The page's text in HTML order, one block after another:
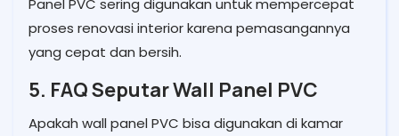
proses renovasi interior karena pemasangannya
yang cepat dan bersih.
5. FAQ Seputar Wall Panel PVC
Apakah wall panel PVC bisa digunakan di kamar